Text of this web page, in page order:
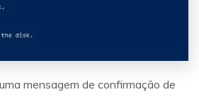
mensagem de confirmação de